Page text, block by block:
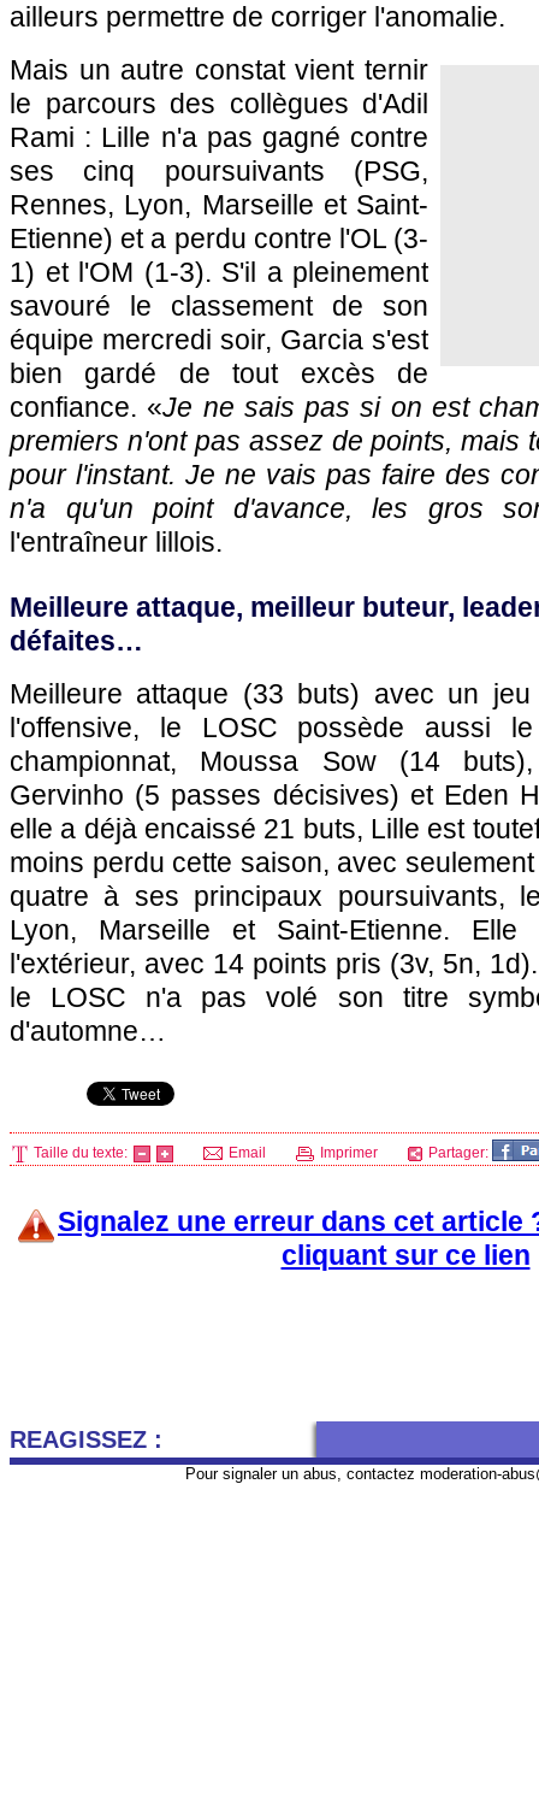
ailleurs permettre de corriger l'anomalie.
Mais un autre constat vient ternir
le parcours des collègues d'Adil
Rami : Lille n'a pas gagné contre
ses cinq poursuivants (PSG,
Rennes, Lyon, Marseille et Saint-
Etienne) et a perdu contre l'OL(3-
1) et l'OM (1-3). S'il a pleinement
savouré le classement de son
équipe mercredi soir, Garcia s'est
bien gardé de tout excès de
confiance. «Je ne sais pas si on est
premiers n'ont pas assez de points, mais
pour l'instant. Je ne vais pas faire des
n'a qu'un point d'avance, les gros
l'entraîneur lillois.
Meilleure attaque, meilleur buteur,
défaites…
Meilleure attaque (33 buts) avec un
l'offensive, le LOSC possède aussi
championnat, Moussa Sow (14
Gervinho (5 passes décisives) et Eden
elle a déjà encaissé 21 buts, Lille est
moins perdu cette saison, avec
quatre à ses principaux poursuivants,
Lyon, Marseille et Saint-Etienne.
l'extérieur, avec 14 points pris (3v, 5n,
le LOSC n'a pas volé son titre
d'automne…
Taille du texte: Email Imprimer Partager:
Signalez une erreur dans cet article
cliquant sur ce lien
REAGISSEZ :
Pour signaler un abus, contactez moderation-